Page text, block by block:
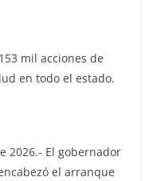
mil acciones de
en todo el estado.
2026.- El gobernador
el arranque